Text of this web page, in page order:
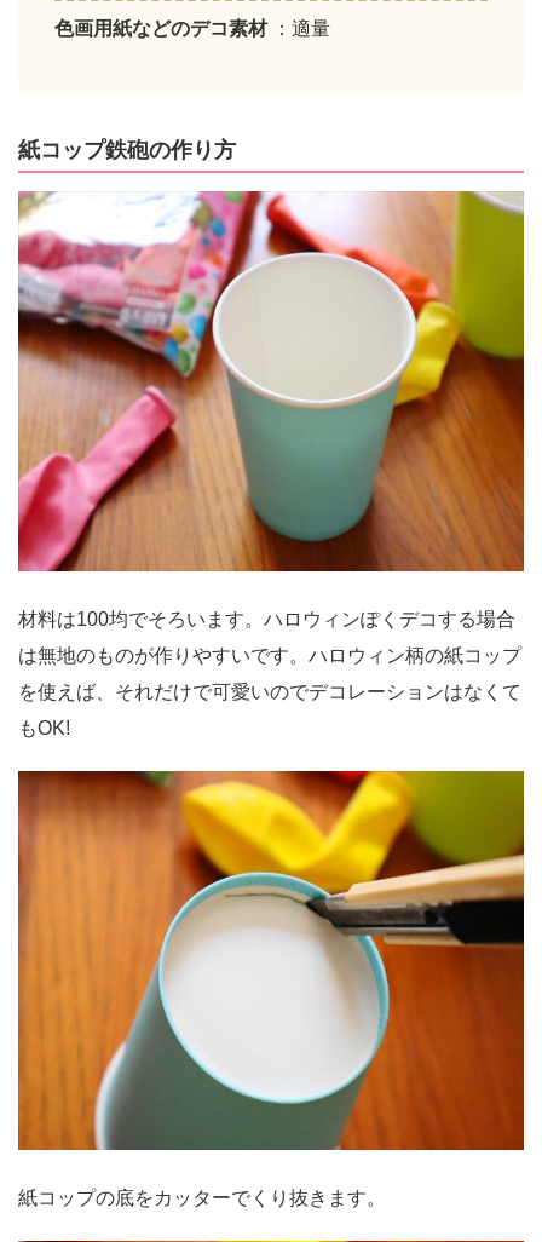
色画用紙などのデコ素材 ：適量
紙コップ鉄砲の作り方
材料は100均でそろいます。ハロウィンぽくデコする場合
は無地のものが作りやすいです。ハロウィン柄の紙コップ
を使えば、それだけで可愛いのでデコレーションはなくて
もOK!
紙コップの底をカッターでくり抜きます。